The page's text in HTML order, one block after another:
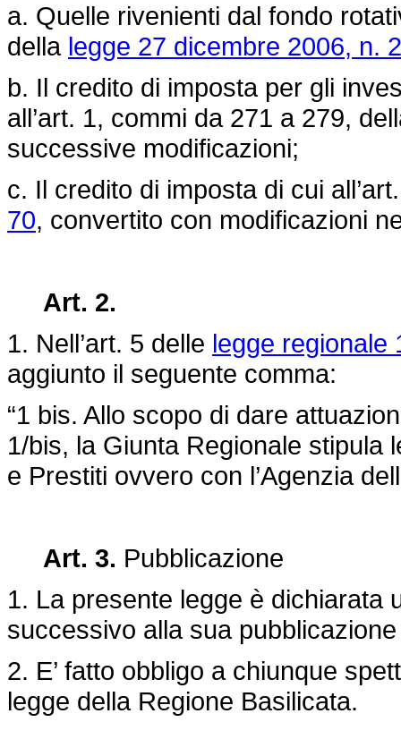
a. Quelle rivenienti dal fondo
della legge 27 dicembre 2006, n.
b. Il credito di imposta per gli
all’art. 1, commi da 271 a 279,
successive modificazioni;
c. Il credito di imposta di cui
70, convertito con modificazioni
Art. 2.
1. Nell’art. 5 delle legge regionale
aggiunto il seguente comma:
“1 bis. Allo scopo di dare
1/bis, la Giunta Regionale stipula
e Prestiti ovvero con l’Agenzia
Art. 3. Pubblicazione
1. La presente legge è dichiarata
successivo alla sua
2. E’ fatto obbligo a chiunque
legge della Regione Basilicata.